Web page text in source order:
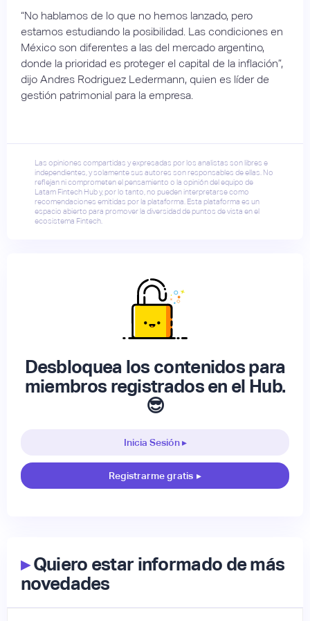
“No hablamos de lo que no hemos lanzado, pero
estamos estudiando la posibilidad. Las condiciones en
México son diferentes a las del mercado argentino,
donde la prioridad es proteger el capital de la inflación”,
dijo Andres Rodriguez Ledermann, quien es líder de
gestión patrimonial para la empresa.
Las opiniones compartidas y expresadas por los analistas son libres e
independientes, y solamente sus autores son responsables de ellas. No
reflejan ni comprometen el pensamiento o la opinión del equipo de
Latam Fintech Hub y, por lo tanto, no pueden interpretarse como
recomendaciones emitidas por la plataforma. Esta plataforma es un
espacio abierto para promover la diversidad de puntos de vista en el
ecosistema Fintech.
Desbloquea los contenidos para
miembros registrados en el Hub.
😎
Inicia Sesión ▸
Registrarme gratis ▸
▸Quiero estar informado de más
novedades